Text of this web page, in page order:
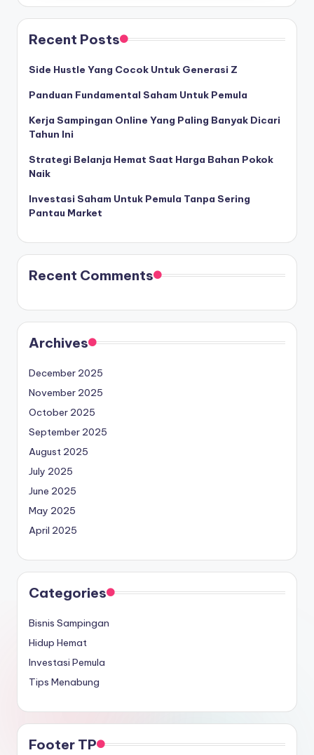
Recent Posts
Side Hustle Yang Cocok Untuk Generasi Z
Panduan Fundamental Saham Untuk Pemula
Kerja Sampingan Online Yang Paling Banyak Dicari
Tahun Ini
Strategi Belanja Hemat Saat Harga Bahan Pokok
Naik
Investasi Saham Untuk Pemula Tanpa Sering
Pantau Market
Recent Comments
Archives
December 2025
November 2025
October 2025
September 2025
August 2025
July 2025
June 2025
May 2025
April 2025
Categories
Bisnis Sampingan
Hidup Hemat
Investasi Pemula
Tips Menabung
Footer TP